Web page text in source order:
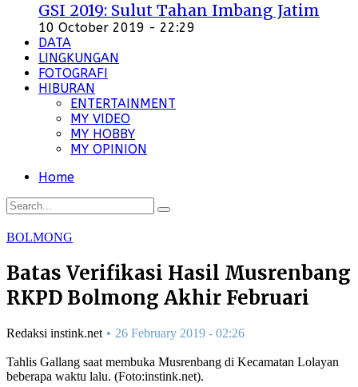
GSI 2019: Sulut Tahan Imbang Jatim
10 October 2019 - 22:29
DATA
LINGKUNGAN
FOTOGRAFI
HIBURAN
ENTERTAINMENT
MY VIDEO
MY HOBBY
MY OPINION
Home
BOLMONG
Batas Verifikasi Hasil Musrenbang
RKPD Bolmong Akhir Februari
Redaksi instink.net 26 February 2019 - 02:26
Tahlis Gallang saat membuka Musrenbang di Kecamatan Lolayan
beberapa waktu lalu. (Foto:instink.net).